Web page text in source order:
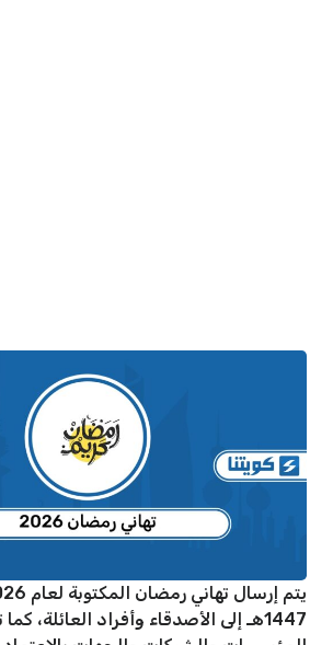
1447هـ إلى الأصدقاء وأفراد العائلة،